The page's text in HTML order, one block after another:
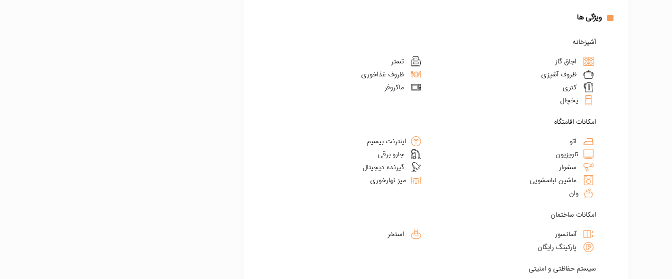
ویژگی ها
آشپزخانه
اجاق گاز
تستر
ظروف آشپزی
ظروف غذاخوری
کتری
ماکروفر
یخچال
امکانات اقامتگاه
اتو
اینترنت بیسیم
تلویزیون
جارو برقی
سشوار
گیرنده دیجیتال
ماشین لباسشویی
میز نهارخوری
وان
امکانات ساختمان
آسانسور
استخر
پارکینگ رایگان
سیستم حفاظتی و امنیتی